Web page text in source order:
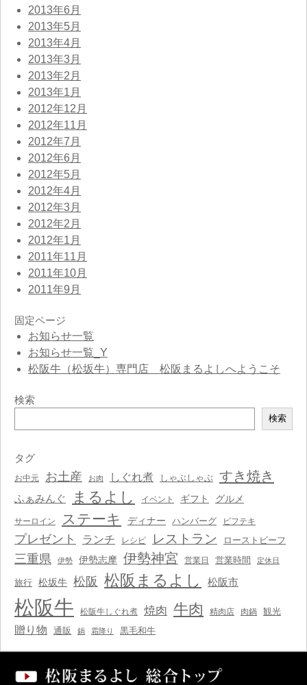
2013年6月
2013年5月
2013年4月
2013年3月
2013年2月
2013年1月
2012年12月
2012年11月
2012年7月
2012年6月
2012年5月
2012年4月
2012年3月
2012年2月
2012年1月
2011年11月
2011年10月
2011年9月
固定ページ
お知らせ一覧
お知らせ一覧_Y
松阪牛（松坂牛）専門店 松阪まるよしへようこそ
検索
索
検索
タグ
お中元 お土産 お肉 しぐれ煮 しゃぶしゃぶ すき焼き
ふぁみんぐ まるよし イベント ギフト グルメ
サーロイン ステーキ ディナー ハンバーグ ビフテキ
プレゼント ランチ レシピ レストラン ローストビーフ
三重県 伊勢 伊勢志摩 伊勢神宮 営業日 営業時間 定休日
旅行 松坂牛 松阪 松阪まるよし 松阪市
松阪牛 松阪牛しぐれ煮 焼肉 牛肉 精肉店 肉鍋 観光
贈り物 通販 鍋 霜降り 黒毛和牛